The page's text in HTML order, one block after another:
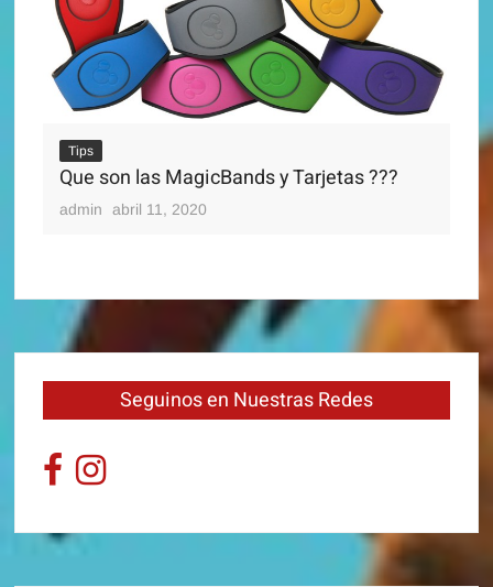
Tips
Que son las MagicBands y Tarjetas ???
admin abril 11, 2020
Seguinos en Nuestras Redes